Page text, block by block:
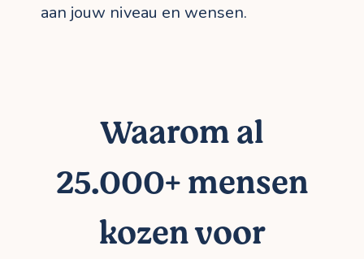
aan jouw niveau en wensen.
Waarom al
25.000+ mensen
kozen voor